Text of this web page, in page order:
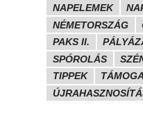
NAPELEMEK
NÉMETORSZÁG
PAKS II.
SPÓROLÁS
TIPPEK